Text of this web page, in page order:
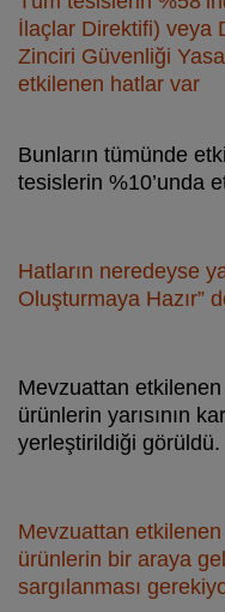
İlaçlar Direktifi) veya
Zinciri Güvenliği
etkilenen hatlar var
Bunların tümünde
tesislerin %10’unda
Hatların neredeyse
Oluşturmaya Hazır”
Mevzuattan etkilenen
ürünlerin yarısının
yerleştirildiği görüldü.
Mevzuattan etkilenen
ürünlerin bir araya
sargılanması